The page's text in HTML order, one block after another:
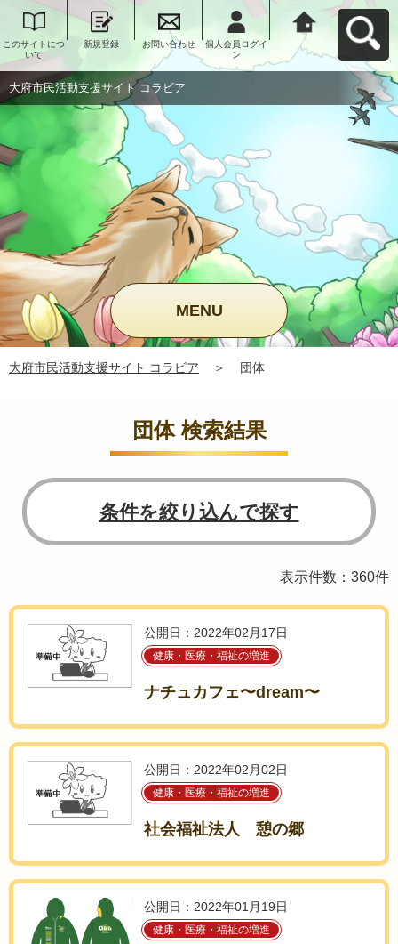
このサイトにつ
いて
新規登録 お問い合わせ
個人会員ログイ
ン
大府市民活動支
援サイト コラビ
アへ戻る
大府市民活動支援サイト コラビア
MENU
大府市民活動支援サイト コラビア ＞ 団体
団体 検索結果
条件を絞り込んで探す
表示件数：360件
公開日：2022年02月17日
健康・医療・福祉の増進
ナチュカフェ〜dream〜
公開日：2022年02月02日
健康・医療・福祉の増進
社会福祉法人 憩の郷
公開日：2022年01月19日
健康・医療・福祉の増進